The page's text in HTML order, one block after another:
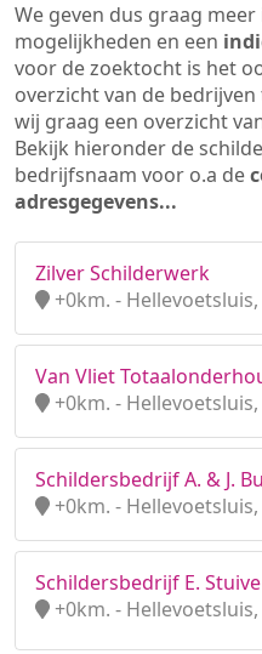
We geven dus graag
mogelijkheden en een
voor de zoektocht is het
overzicht van de
wij graag een overzicht
Bekijk hieronder de
bedrijfsnaam voor o.a de
adresgegevens...
Zilver Schilderwerk
+0km. -
Van Vliet
+0km. -
Schildersbedrijf A. & J.
+0km. -
Schildersbedrijf E. Stuive
+0km. -